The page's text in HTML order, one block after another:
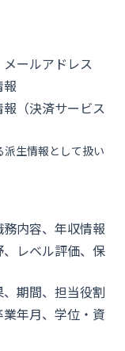
ールアドレス
（決済サービス
生情報として扱い
内容、年収情報
、レベル評価、保
期間、担当役割
年月、学位・資